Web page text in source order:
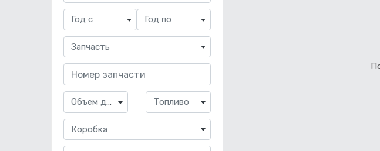
Год с Год по
Запчасть
Объем двигателя Топливо
Коробка